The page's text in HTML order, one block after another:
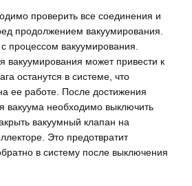
проверить все соединения и
продолжением вакуумирования.
процессом вакуумирования.
вакуумирования может привести к
останутся в системе, что
ее работе. После достижения
вакуума необходимо выключить
вакуумный клапан на
Это предотвратит
в систему после выключения